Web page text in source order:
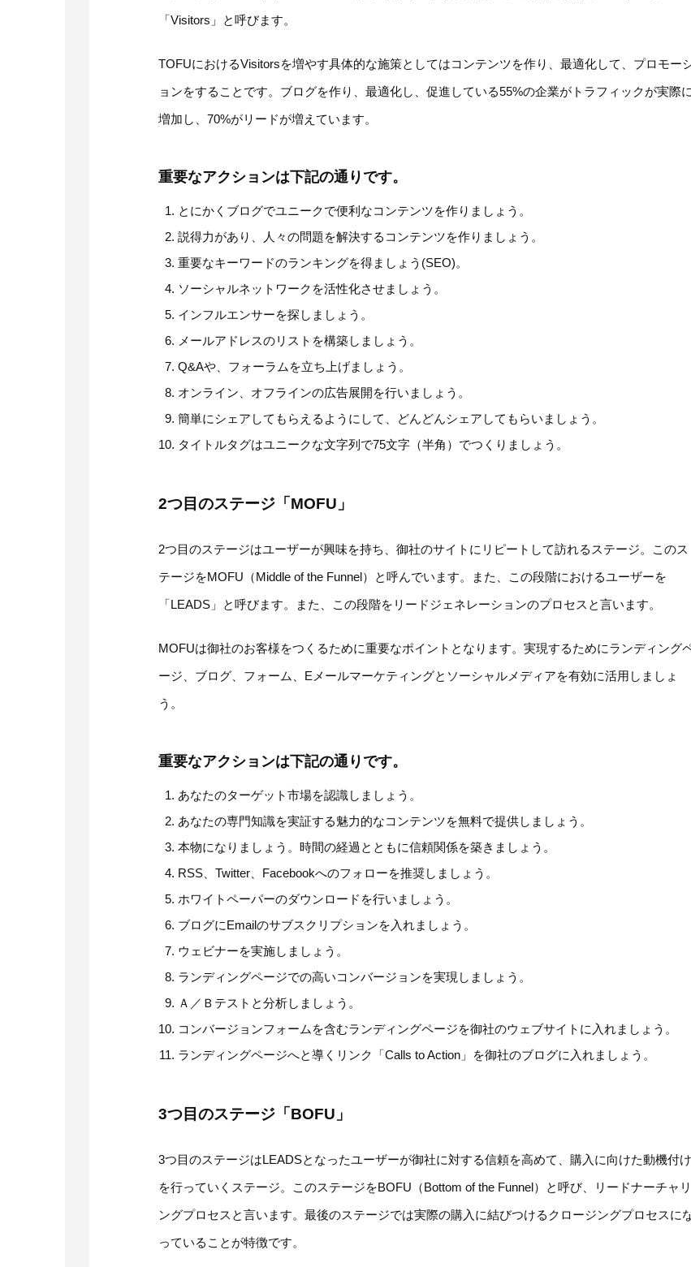
「Visitors」と呼びます。
TOFUにおけるVisitorsを増やす具体的な施策としてはコンテンツを作り、最適化して、プロモー
ョンをすることです。ブログを作り、最適化し、促進している55%の企業がトラフィックが実際に
増加し、70%がリードが増えています。
重要なアクションは下記の通りです。
とにかくブログでユニークで便利なコンテンツを作りましょう。
説得力があり、人々の問題を解決するコンテンツを作りましょう。
重要なキーワードのランキングを得ましょう(SEO)。
ソーシャルネットワークを活性化させましょう。
インフルエンサーを探しましょう。
メールアドレスのリストを構築しましょう。
Q&Aや、フォーラムを立ち上げましょう。
オンライン、オフラインの広告展開を行いましょう。
簡単にシェアしてもらえるようにして、どんどんシェアしてもらいましょう。
タイトルタグはユニークな文字列で75文字（半角）でつくりましょう。
2つ目のステージ「MOFU」
2つ目のステージはユーザーが興味を持ち、御社のサイトにリピートして訪れるステージ。このス
テージをMOFU（Middle of the Funnel）と呼んでいます。また、この段階におけるユーザーを
「LEADS」と呼びます。また、この段階をリードジェネレーションのプロセスと言います。
MOFUは御社のお客様をつくるために重要なポイントとなります。実現するためにランディング
ージ、ブログ、フォーム、Eメールマーケティングとソーシャルメディアを有効に活用しましょ
う。
重要なアクションは下記の通りです。
あなたのターゲット市場を認識しましょう。
あなたの専門知識を実証する魅力的なコンテンツを無料で提供しましょう。
本物になりましょう。時間の経過とともに信頼関係を築きましょう。
RSS、Twitter、Facebookへのフォローを推奨しましょう。
ホワイトペーパーのダウンロードを行いましょう。
ブログにEmailのサブスクリプションを入れましょう。
ウェビナーを実施しましょう。
ランディングページでの高いコンバージョンを実現しましょう。
Ａ／Ｂテストと分析しましょう。
コンバージョンフォームを含むランディングページを御社のウェブサイトに入れましょう。
ランディングページへと導くリンク「Calls to Action」を御社のブログに入れましょう。
3つ目のステージ「BOFU」
3つ目のステージはLEADSとなったユーザーが御社に対する信頼を高めて、購入に向けた動機付け
を行っていくステージ。このステージをBOFU（Bottom of the Funnel）と呼び、リードナーチャリ
ングプロセスと言います。最後のステージでは実際の購入に結びつけるクロージングプロセスに
っていることが特徴です。